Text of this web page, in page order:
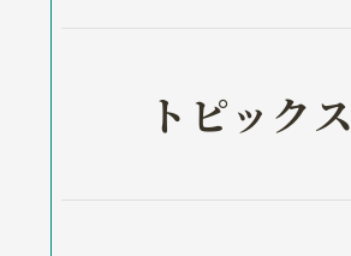
トピックス